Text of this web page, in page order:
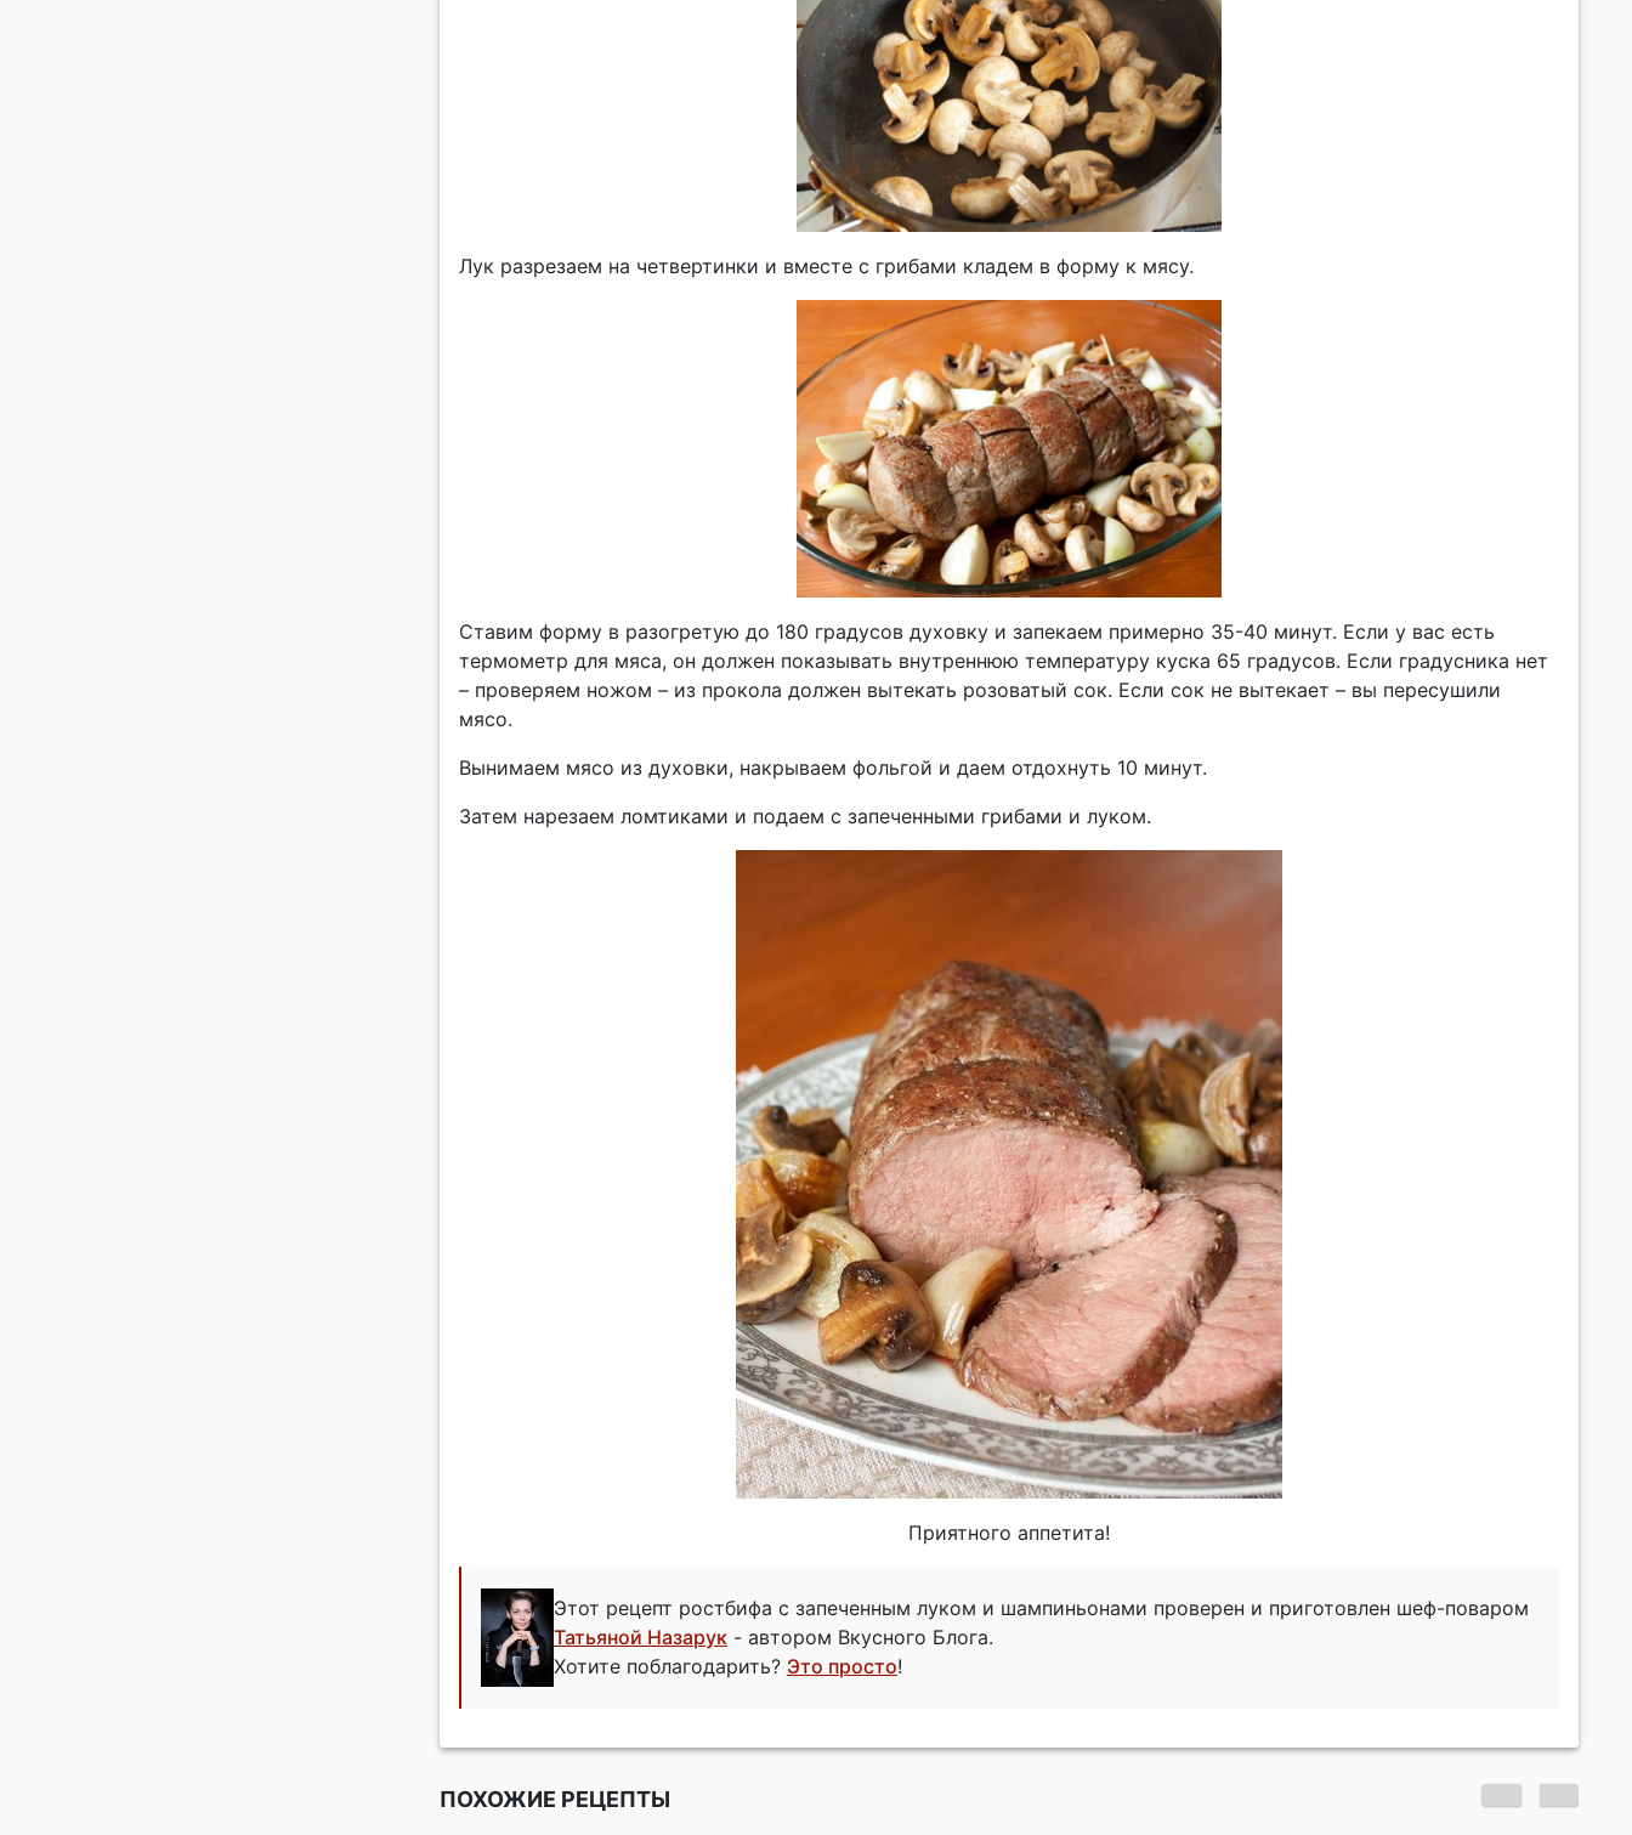
Лук разрезаем на четвертинки и вместе с грибами кладем в форму к мясу.
Ставим форму в разогретую до 180 градусов духовку и запекаем примерно 35-40 минут. Если у вас есть
термометр для мяса, он должен показывать внутреннюю температуру куска 65 градусов. Если градусника нет
– проверяем ножом – из прокола должен вытекать розоватый сок. Если сок не вытекает – вы пересушили
мясо.
Вынимаем мясо из духовки, накрываем фольгой и даем отдохнуть 10 минут.
Затем нарезаем ломтиками и подаем с запеченными грибами и луком.
Приятного аппетита!
Этот рецепт ростбифа с запеченным луком и шампиньонами проверен и приготовлен шеф-поваром
Татьяной Назарук - автором Вкусного Блога.
Хотите поблагодарить? Это просто!
ПОХОЖИЕ РЕЦЕПТЫ